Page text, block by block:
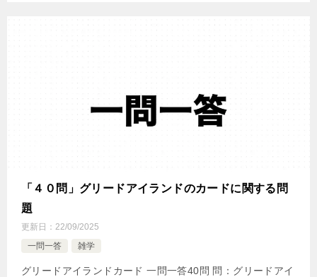
「４０問」グリードアイランドのカードに関する問
題
更新日： 22/09/2025
一問一答
雑学
グリードアイランドカード 一問一答40問 問：グリードアイ